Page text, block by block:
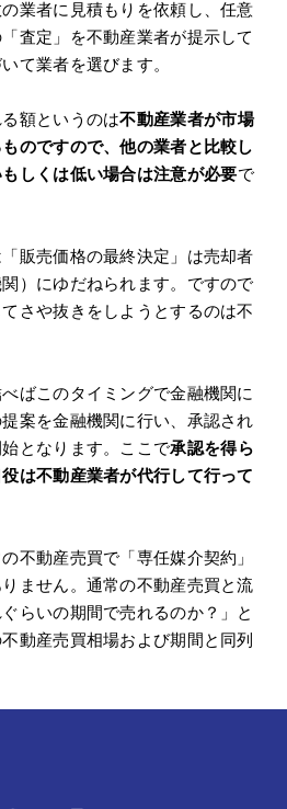
業者に見積もりを依頼し、任意
査定」を不動産業者が提示して
て業者を選びます。
額というのは不動産業者が市場
のですので、他の業者と比較し
しくは低い場合は注意が必要で
販売価格の最終決定」は売却者
）にゆだねられます。ですので
さや抜きをしようとするのは不
ばこのタイミングで金融機関に
案を金融機関に行い、承認され
となります。ここで承認を得ら
は不動産業者が代行して行って
不動産売買で「専任媒介契約」
ません。通常の不動産売買と流
らいの期間で売れるのか？」と
動産売買相場および期間と同列